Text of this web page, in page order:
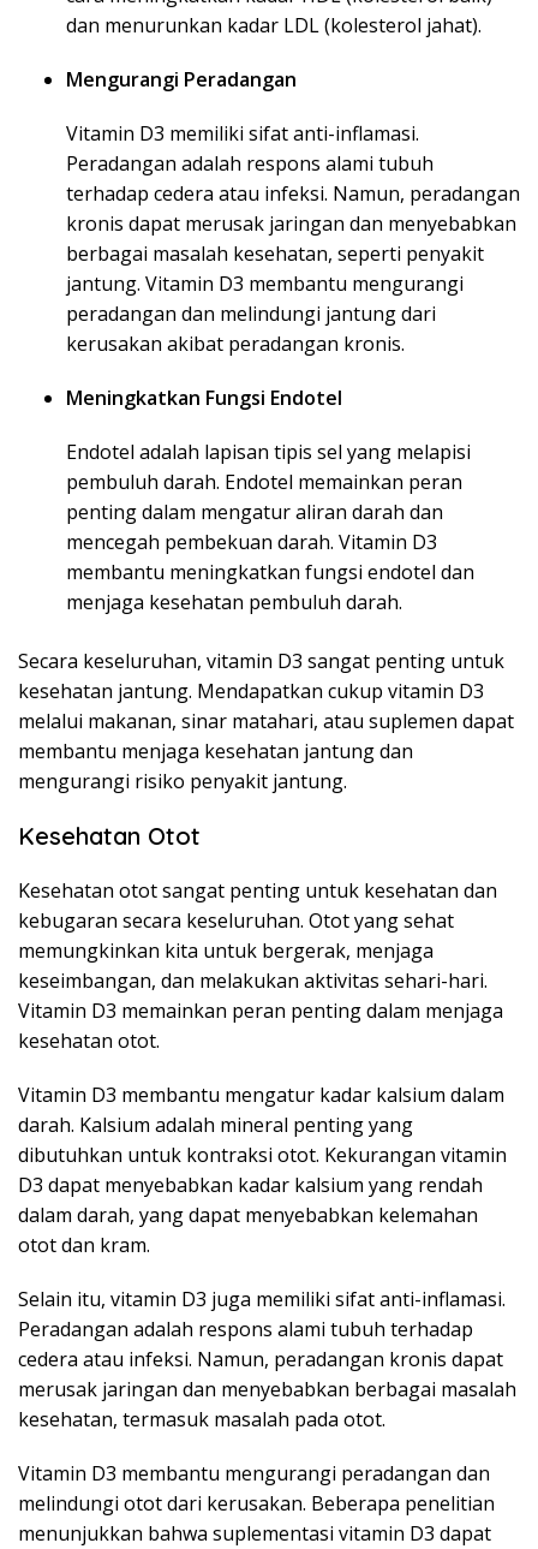
dan menurunkan kadar LDL (kolesterol jahat).
Mengurangi Peradangan
Vitamin D3 memiliki sifat anti-inflamasi.
Peradangan adalah respons alami tubuh
terhadap cedera atau infeksi. Namun, peradangan
kronis dapat merusak jaringan dan menyebabkan
berbagai masalah kesehatan, seperti penyakit
jantung. Vitamin D3 membantu mengurangi
peradangan dan melindungi jantung dari
kerusakan akibat peradangan kronis.
Meningkatkan Fungsi Endotel
Endotel adalah lapisan tipis sel yang melapisi
pembuluh darah. Endotel memainkan peran
penting dalam mengatur aliran darah dan
mencegah pembekuan darah. Vitamin D3
membantu meningkatkan fungsi endotel dan
menjaga kesehatan pembuluh darah.
Secara keseluruhan, vitamin D3 sangat penting untuk
kesehatan jantung. Mendapatkan cukup vitamin D3
melalui makanan, sinar matahari, atau suplemen dapat
membantu menjaga kesehatan jantung dan
mengurangi risiko penyakit jantung.
Kesehatan Otot
Kesehatan otot sangat penting untuk kesehatan dan
kebugaran secara keseluruhan. Otot yang sehat
memungkinkan kita untuk bergerak, menjaga
keseimbangan, dan melakukan aktivitas sehari-hari.
Vitamin D3 memainkan peran penting dalam menjaga
kesehatan otot.
Vitamin D3 membantu mengatur kadar kalsium dalam
darah. Kalsium adalah mineral penting yang
dibutuhkan untuk kontraksi otot. Kekurangan vitamin
D3 dapat menyebabkan kadar kalsium yang rendah
dalam darah, yang dapat menyebabkan kelemahan
otot dan kram.
Selain itu, vitamin D3 juga memiliki sifat anti-inflamasi.
Peradangan adalah respons alami tubuh terhadap
cedera atau infeksi. Namun, peradangan kronis dapat
merusak jaringan dan menyebabkan berbagai masalah
kesehatan, termasuk masalah pada otot.
Vitamin D3 membantu mengurangi peradangan dan
melindungi otot dari kerusakan. Beberapa penelitian
menunjukkan bahwa suplementasi vitamin D3 dapat